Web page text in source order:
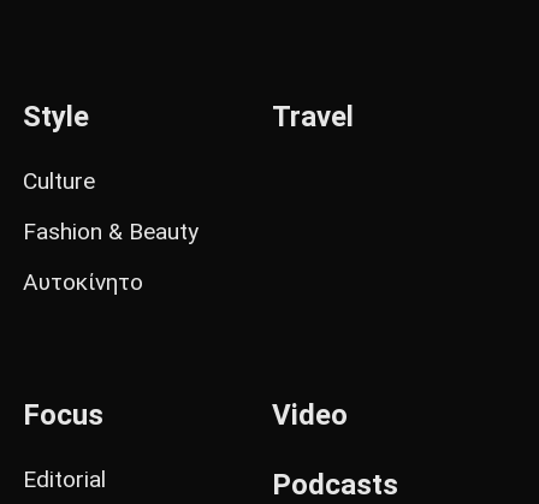
Style
Culture
Fashion & Beauty
Αυτοκίνητο
Travel
Focus
Editorial
Video
Podcasts